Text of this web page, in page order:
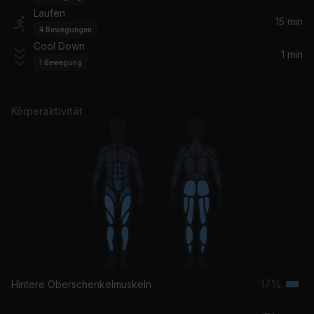
Take Ü There (feat. Kiesza) [Netsky Remix] (feat. Kiesza)
Diplo, Skrillex, Jack Ü, Kiesza
Laufen
4 Bewegungen
15 min
Cool Down
1 Bewegung
1 min
Körperaktivität
Hintere Oberschenkelmuskeln 17%